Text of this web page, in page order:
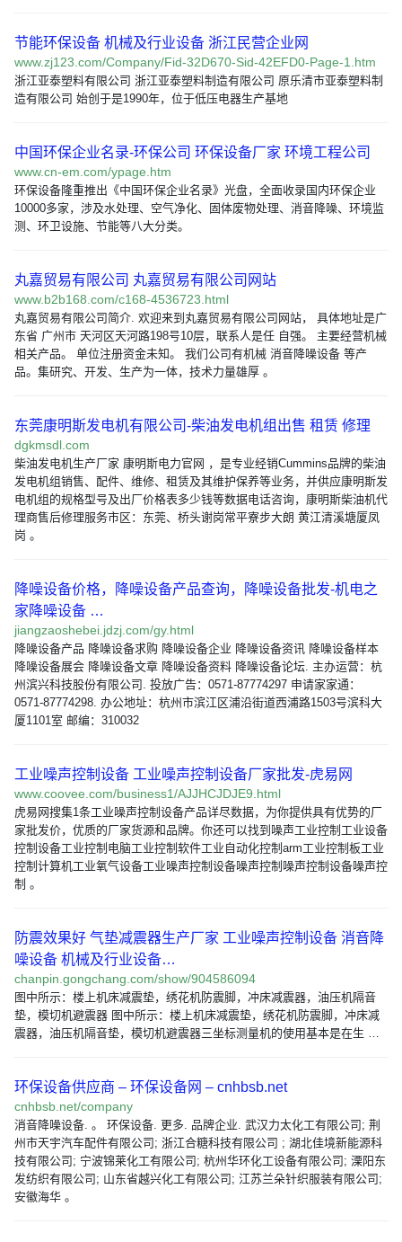
节能环保设备 机械及行业设备 浙江民营企业网
www.zj123.com/Company/Fid-32D670-Sid-42EFD0-Page-1.htm
浙江亚泰塑料有限公司 浙江亚泰塑料制造有限公司 原乐清市亚泰塑料制
造有限公司 始创于是1990年，位于低压电器生产基地
中国环保企业名录-环保公司 环保设备厂家 环境工程公司
www.cn-em.com/ypage.htm
环保设备隆重推出《中国环保企业名录》光盘，全面收录国内环保企业
10000多家，涉及水处理、空气净化、固体废物处理、消音降噪、环境监
测、环卫设施、节能等八大分类。
丸嘉贸易有限公司 丸嘉贸易有限公司网站
www.b2b168.com/c168-4536723.html
丸嘉贸易有限公司简介. 欢迎来到丸嘉贸易有限公司网站， 具体地址是广
东省 广州市 天河区天河路198号10层，联系人是任 自强。 主要经营机械
相关产品。 单位注册资金未知。 我们公司有机械 消音降噪设备 等产
品。集研究、开发、生产为一体，技术力量雄厚 。
东莞康明斯发电机有限公司-柴油发电机组出售 租赁 修理
dgkmsdl.com
柴油发电机生产厂家 康明斯电力官网 ，是专业经销Cummins品牌的柴油
发电机组销售、配件、维修、租赁及其维护保养等业务，并供应康明斯发
电机组的规格型号及出厂价格表多少钱等数据电话咨询，康明斯柴油机代
理商售后修理服务市区：东莞、桥头谢岗常平寮步大朗 黄江清溪塘厦凤
岗 。
降噪设备价格，降噪设备产品查询，降噪设备批发-机电之
家降噪设备 …
jiangzaoshebei.jdzj.com/gy.html
降噪设备产品 降噪设备求购 降噪设备企业 降噪设备资讯 降噪设备样本
降噪设备展会 降噪设备文章 降噪设备资料 降噪设备论坛. 主办运营：杭
州滨兴科技股份有限公司. 投放广告：0571-87774297 申请家家通：
0571-87774298. 办公地址：杭州市滨江区浦沿街道西浦路1503号滨科大
厦1101室 邮编：310032
工业噪声控制设备 工业噪声控制设备厂家批发-虎易网
www.coovee.com/business1/AJJHCJDJE9.html
虎易网搜集1条工业噪声控制设备产品详尽数据，为你提供具有优势的厂
家批发价，优质的厂家货源和品牌。你还可以找到噪声工业控制工业设备
控制设备工业控制电脑工业控制软件工业自动化控制arm工业控制板工业
控制计算机工业氧气设备工业噪声控制设备噪声控制噪声控制设备噪声控
制 。
防震效果好 气垫减震器生产厂家 工业噪声控制设备 消音降
噪设备 机械及行业设备…
chanpin.gongchang.com/show/904586094
图中所示：楼上机床减震垫，绣花机防震脚，冲床减震器，油压机隔音
垫，模切机避震器 图中所示：楼上机床减震垫，绣花机防震脚，冲床减
震器，油压机隔音垫，模切机避震器三坐标测量机的使用基本是在生 …
环保设备供应商 – 环保设备网 – cnhbsb.net
cnhbsb.net/company
消音降噪设备. 。 环保设备. 更多. 品牌企业. 武汉力太化工有限公司; 荆
州市天宇汽车配件有限公司; 浙江合糖科技有限公司 ; 湖北佳境新能源科
技有限公司; 宁波锦莱化工有限公司; 杭州华环化工设备有限公司; 溧阳东
发纺织有限公司; 山东省越兴化工有限公司; 江苏兰朵针织服装有限公司;
安徽海华 。